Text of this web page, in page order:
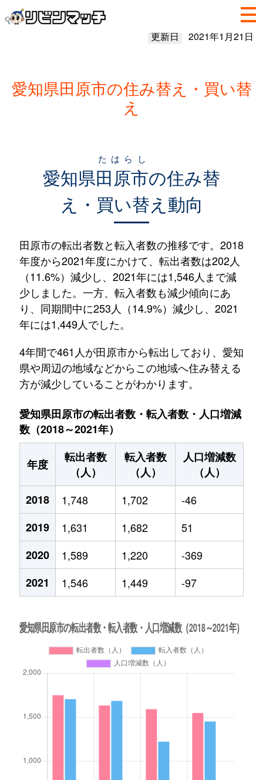
更新日 2021年1月21日
愛知県田原市の住み替え・買い替
え
愛知県田原市
たはらし
の住み替
え・買い替え動向
田原市の転出者数と転入者数の推移です。2018
年度から2021年度にかけて、転出者数は202人
（11.6%）減少し、2021年には1,546人まで減
少しました。一方、転入者数も減少傾向にあ
り、同期間中に253人（14.9%）減少し、2021
年には1,449人でした。
4年間で461人が田原市から転出しており、愛知
県や周辺の地域などからこの地域へ住み替える
方が減少していることがわかります。
愛知県田原市の転出者数・転入者数・人口増減
数（2018～2021年）
年度
転出者数
（人）
転入者数
（人）
人口増減数
（人）
2018
1,748 1,702
-46
2019
1,631 1,682
51
2020
1,589 1,220
-369
2021
1,546 1,449 -97